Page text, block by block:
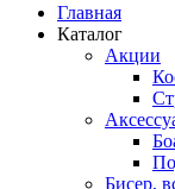
Главная
Каталог
Акции
Бисер,